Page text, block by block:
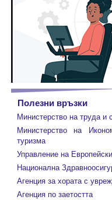
Полезни връзки
Министерство на труда и
Министерство на
туризма
Управление на
Национална
Агенция за хората с
Агенция по заетостта